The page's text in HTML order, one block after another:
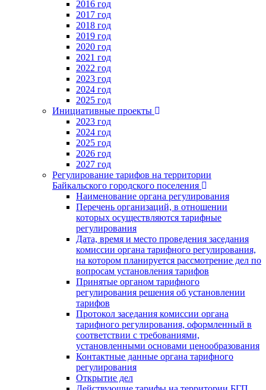
2016 год
2017 год
2018 год
2019 год
2020 год
2021 год
2022 год
2023 год
2024 год
2025 год
Инициативные проекты
2023 год
2024 год
2025 год
2026 год
2027 год
Регулирование тарифов на территории
Байкальского городского поселения
Наименование органа регулирования
Перечень организаций, в отношении
которых осуществляются тарифные
регулирования
Дата, время и место проведения заседания
комиссии органа тарифного регулирования,
на котором планируется рассмотрение дел по
вопросам установления тарифов
Принятые органом тарифного
регулирования решения об установлении
тарифов
Протокол заседания комиссии органа
тарифного регулирования, оформленный в
соответствии с требованиями,
установленными основами ценообразования
Контактные данные органа тарифного
регулирования
Открытие дел